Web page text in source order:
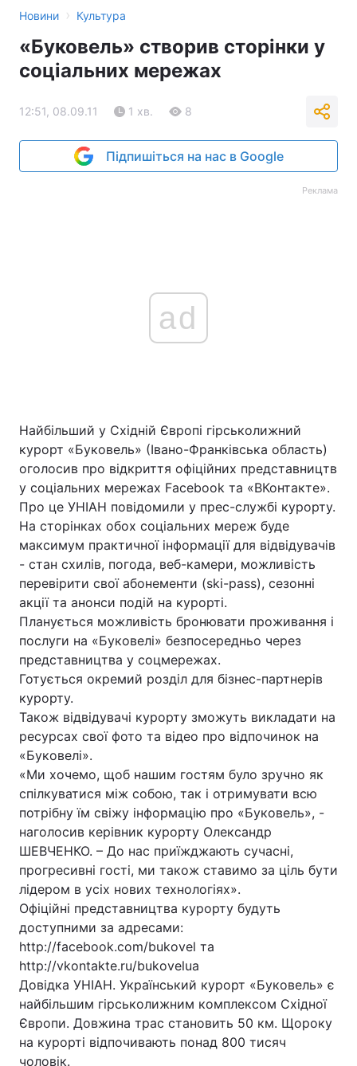
Новини › Культура
«Буковель» створив сторінки у
соціальних мережах
12:51, 08.09.11 1 хв. 8
Підпишіться на нас в Google
Реклама
ad
Найбільший у Східній Європі гірськолижний
курорт «Буковель» (Івано-Франківська область)
оголосив про відкриття офіційних представництв
у соціальних мережах Facebook та «ВКонтакте».
Про це УНІАН повідомили у прес-службі курорту.
На сторінках обох соціальних мереж буде
максимум практичної інформації для відвідувачів
- стан схилів, погода, веб-камери, можливість
перевірити свої абонементи (ski-pass), сезонні
акції та анонси подій на курорті.
Планується можливість бронювати проживання і
послуги на «Буковелі» безпосередньо через
представництва у соцмережах.
Готується окремий розділ для бізнес-партнерів
курорту.
Також відвідувачі курорту зможуть викладати на
ресурсах свої фото та відео про відпочинок на
«Буковелі».
«Ми хочемо, щоб нашим гостям було зручно як
спілкуватися між собою, так і отримувати всю
потрібну їм свіжу інформацію про «Буковель», -
наголосив керівник курорту Олександр
ШЕВЧЕНКО. – До нас приїжджають сучасні,
прогресивні гості, ми також ставимо за ціль бути
лідером в усіх нових технологіях».
Офіційні представництва курорту будуть
доступними за адресами:
http://facebook.com/bukovel та
http://vkontakte.ru/bukovelua
Довідка УНІАН. Український курорт «Буковель» є
найбільшим гірськолижним комплексом Східної
Європи. Довжина трас становить 50 км. Щороку
на курорті відпочивають понад 800 тисяч
чоловік.